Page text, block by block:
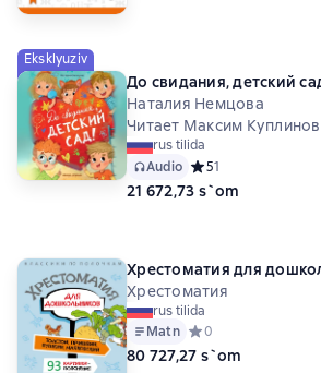
Eksklyuziv
До свидания, детский
Наталия Немцова
Читает Максим Куплинов
rus tilida
Audio Средний рейтинг 5
51
21 672,73 s`om
Хрестоматия для
Хрестоматия
rus tilida
Matn Средний рейтинг 0
0
80 727,27 s`om